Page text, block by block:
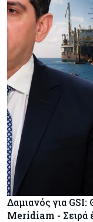
Δαμιανός για GSI:
Meridiam - Σειρά